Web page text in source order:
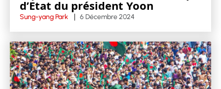
d’Etat du président Yoon
Sung-yang Park 6 Décembre 2024